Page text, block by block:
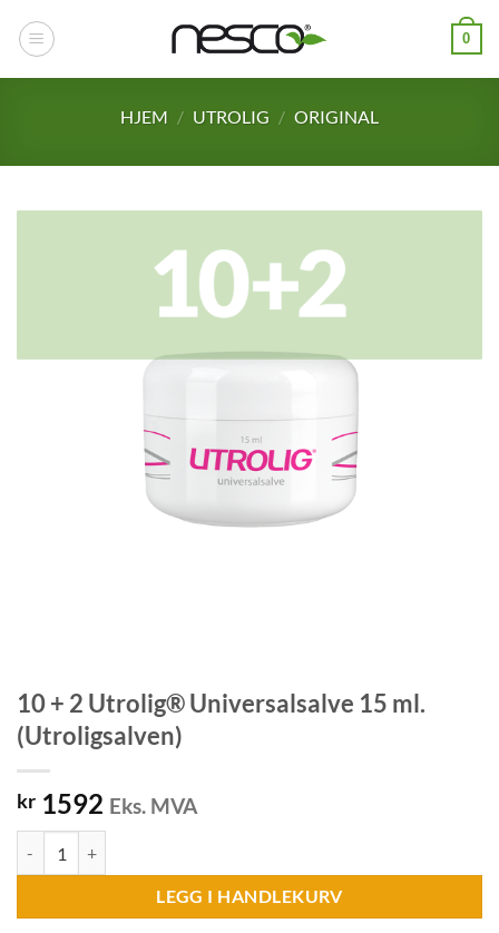
0
HJEM / UTROLIG / ORIGINAL
10 + 2 Utrolig® Universalsalve 15 ml.
(Utroligsalven)
kr 1592 Eks. MVA
LEGG I HANDLEKURV